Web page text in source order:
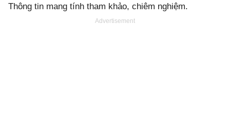
Thông tin mang tính tham khảo, chiêm nghiệm.
Advertisement